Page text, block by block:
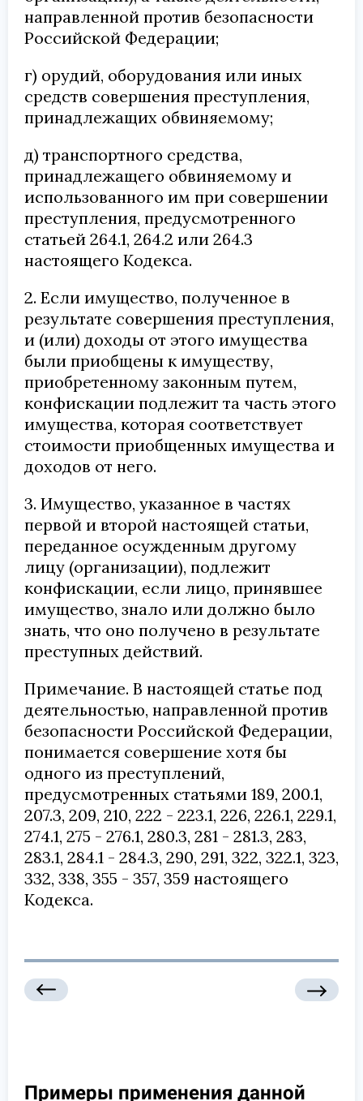
направленной против безопасности
Российской Федерации;
г) орудий, оборудования или иных
средств совершения преступления,
принадлежащих обвиняемому;
д) транспортного средства,
принадлежащего обвиняемому и
использованного им при совершении
преступления, предусмотренного
статьей 264.1, 264.2 или 264.3
настоящего Кодекса.
2. Если имущество, полученное в
результате совершения преступления,
и (или) доходы от этого имущества
были приобщены к имуществу,
приобретенному законным путем,
конфискации подлежит та часть этого
имущества, которая соответствует
стоимости приобщенных имущества и
доходов от него.
3. Имущество, указанное в частях
первой и второй настоящей статьи,
переданное осужденным другому
лицу (организации), подлежит
конфискации, если лицо, принявшее
имущество, знало или должно было
знать, что оно получено в результате
преступных действий.
Примечание. В настоящей статье под
деятельностью, направленной против
безопасности Российской Федерации,
понимается совершение хотя бы
одного из преступлений,
предусмотренных статьями 189, 200.1,
207.3, 209, 210, 222 - 223.1, 226, 226.1, 229.1,
274.1, 275 - 276.1, 280.3, 281 - 281.3, 283,
283.1, 284.1 - 284.3, 290, 291, 322, 322.1, 323,
332, 338, 355 - 357, 359 настоящего
Кодекса.
Примеры применения данной